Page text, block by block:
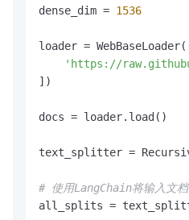
dense_dim = 1536
loader =
'https://
])
docs = loader.load()
text_splitter =
# 使用LangChain将输入文
all_splits =